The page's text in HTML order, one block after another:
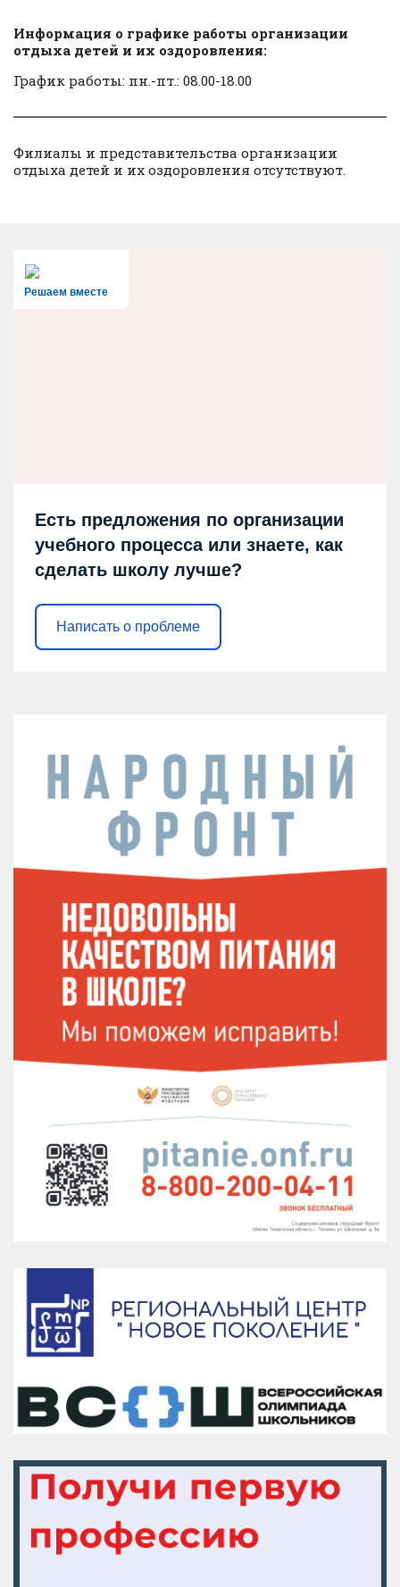
Информация о графике работы организации
отдыха детей и их оздоровления:
График работы: пн.-пт.: 08.00-18.00
Филиалы и представительства организации
отдыха детей и их оздоровления отсутствуют.
Решаем вместе
Есть предложения по организации
учебного процесса или знаете, как
сделать школу лучше?
Написать о проблеме